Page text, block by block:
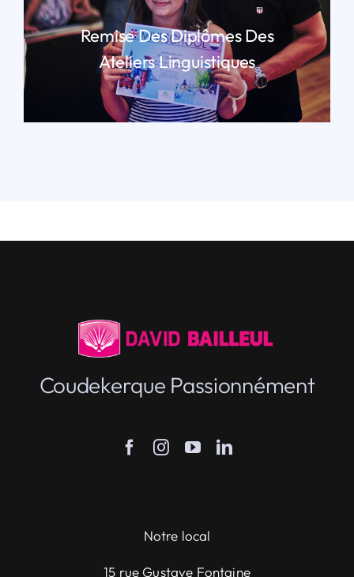
Remise Des Diplômes Des
Ateliers Linguistiques
LIRE PLUS
Coudekerque Passionnément
Notre local
15 rue Gustave Fontaine